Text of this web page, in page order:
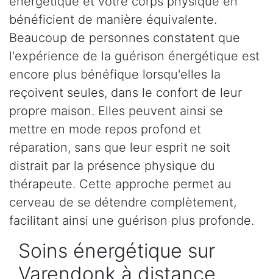
bénéficient de manière équivalente.
Beaucoup de personnes constatent que
l'expérience de la guérison énergétique est
encore plus bénéfique lorsqu'elles la
reçoivent seules, dans le confort de leur
propre maison. Elles peuvent ainsi se
mettre en mode repos profond et
réparation, sans que leur esprit ne soit
distrait par la présence physique du
thérapeute. Cette approche permet au
cerveau de se détendre complètement,
facilitant ainsi une guérison plus profonde.
Soins énergétique sur
Varendonk à distance